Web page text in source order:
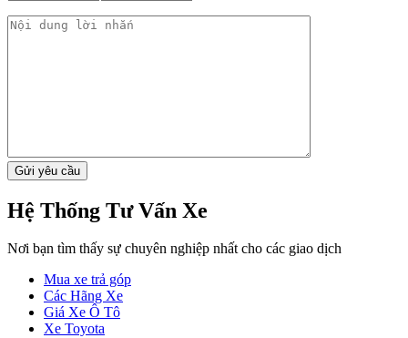
Hệ Thống Tư Vấn Xe
Nơi bạn tìm thấy sự chuyên nghiệp nhất cho các giao dịch
Mua xe trả góp
Các Hãng Xe
Giá Xe Ô Tô
Xe Toyota